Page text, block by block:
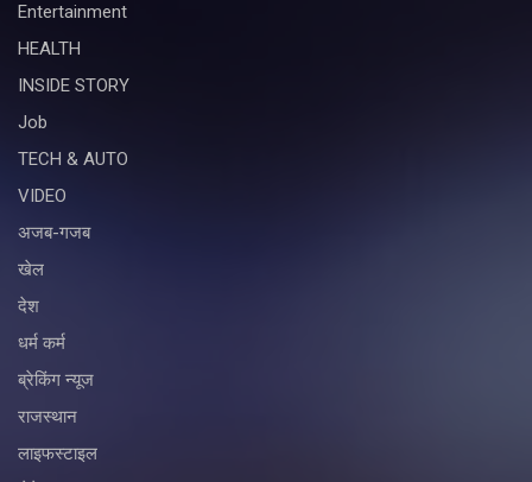
Entertainment
HEALTH
INSIDE STORY
Job
TECH & AUTO
VIDEO
अजब-गजब
खेल
देश
धर्म कर्म
ब्रेकिंग न्यूज
राजस्थान
लाइफस्टाइल